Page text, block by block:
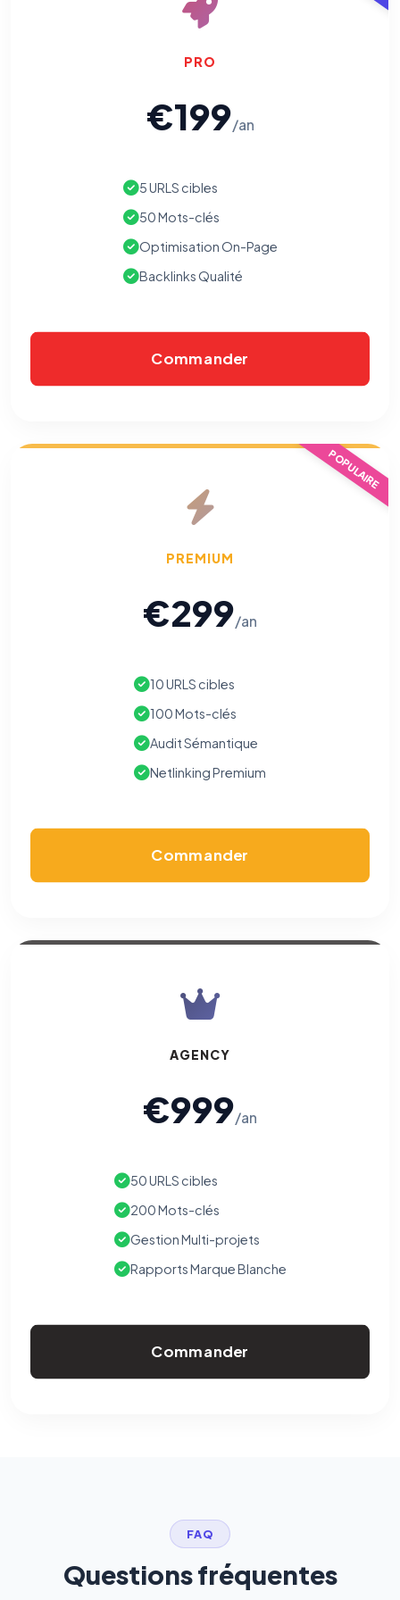
PRO
€199/an
5 URLS cibles
50 Mots-clés
Optimisation On-Page
Backlinks Qualité
Commander
POPULAIRE
PREMIUM
€299/an
10 URLS cibles
100 Mots-clés
Audit Sémantique
Netlinking Premium
Commander
AGENCY
€999/an
50 URLS cibles
200 Mots-clés
Gestion Multi-projets
Rapports Marque Blanche
Commander
FAQ
Questions fréquentes